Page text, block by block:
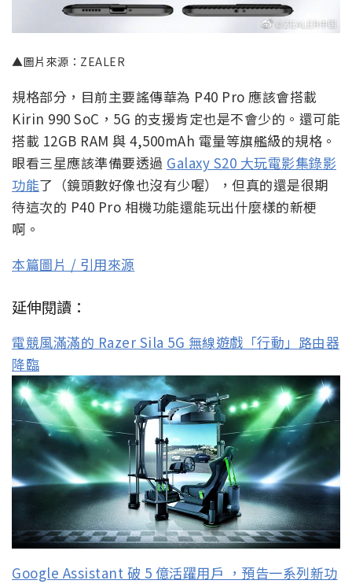
▲圖片來源：ZEALER
規格部分，目前主要謠傳華為 P40 Pro 應該會搭載
Kirin 990 SoC，5G 的支援肯定也是不會少的。還可能
搭載 12GB RAM 與 4,500mAh 電量等旗艦級的規格。
眼看三星應該準備要透過 Galaxy S20 大玩電影集錄影
功能了（鏡頭數好像也沒有少喔），但真的還是很期
待這次的 P40 Pro 相機功能還能玩出什麼樣的新梗
啊。
本篇圖片 / 引用來源
延伸閱讀：
電競風滿滿的 Razer Sila 5G 無線遊戲「行動」路由器
降臨
Google Assistant 破 5 億活躍用戶 ，預告一系列新功